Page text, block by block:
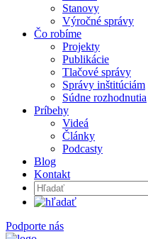
Stanovy
Výročné správy
Čo robíme
Projekty
Publikácie
Tlačové správy
Správy inštitúciám
Súdne rozhodnutia
Príbehy
Videá
Články
Podcasty
Blog
Kontakt
Hľadať:
Podporte nás